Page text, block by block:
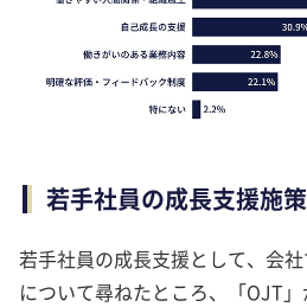
若手社員の成長支援施
若手社員の成長支援として、会
について尋ねたところ、「OJT」